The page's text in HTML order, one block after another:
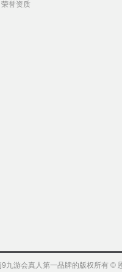
荣誉资质
j9九游会真人第一品牌的版权所有 ©